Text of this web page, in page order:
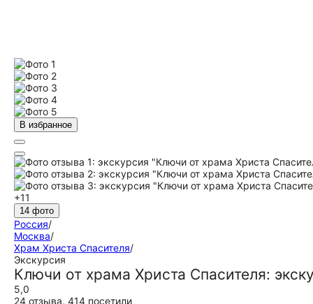
В избранное
+11
14 фото
Россия/
Москва/
Храм Христа Спасителя/
Экскурсия
Ключи от храма Христа Спасителя:
5,0
24 отзыва, 414 посетили